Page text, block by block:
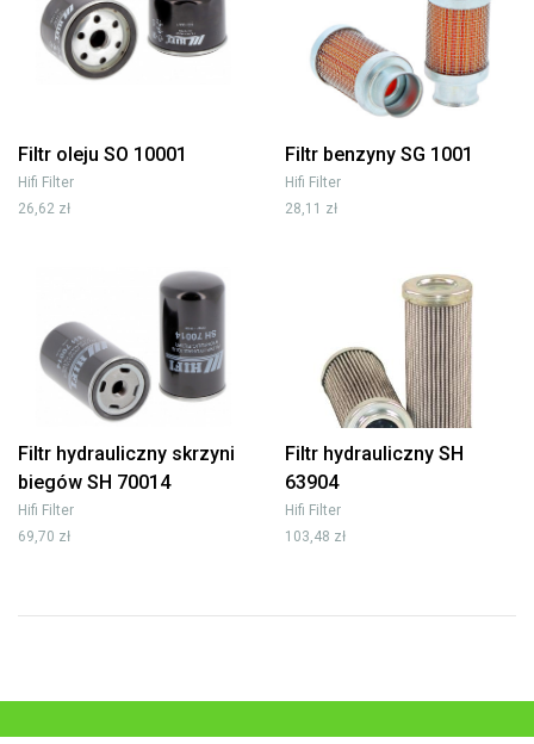
Filtr oleju SO 10001
Hifi Filter
26,62 zł
Filtr benzyny SG 1001
Hifi Filter
28,11 zł
Filtr hydrauliczny skrzyni
biegów SH 70014
Hifi Filter
69,70 zł
Filtr hydrauliczny SH
63904
Hifi Filter
103,48 zł